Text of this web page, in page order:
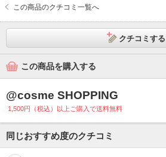
この商品のクチコミ一覧へ
クチコミする
この商品を購入する
@cosme SHOPPING
1,500円（税込）以上ご購入で送料無料
同じおすすめ度のクチコミ